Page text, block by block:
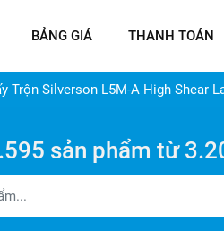
BẢNG GIÁ THANH TOÁN
Trộn Silverson L5M-A High Shear
sản phẩm từ